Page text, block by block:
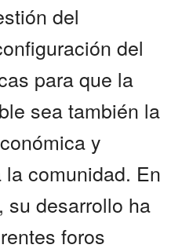
del
del
para que la
sea también la
y
comunidad. En
su desarrollo ha
foros